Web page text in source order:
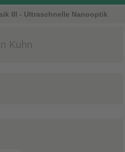
III - Ultraschnelle Nanooptik
Kuhn